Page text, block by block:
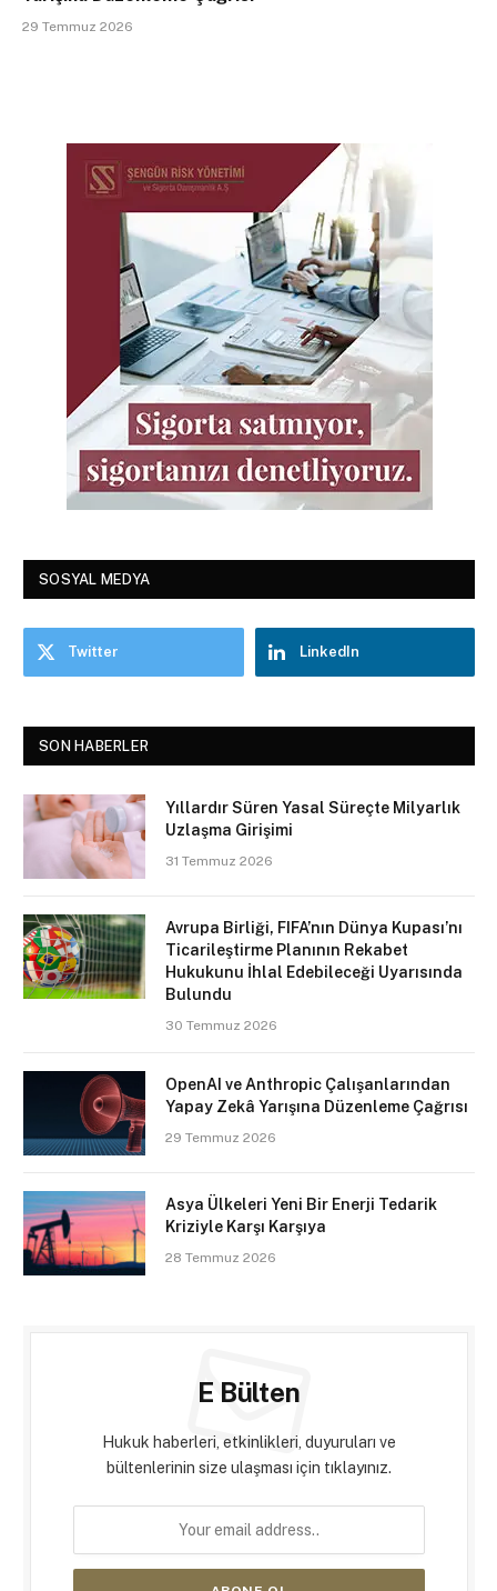
29 Temmuz 2026
SOSYAL MEDYA
Twitter LinkedIn
SON HABERLER
Yıllardır Süren Yasal Süreçte Milyarlık
Uzlaşma Girişimi
31 Temmuz 2026
Avrupa Birliği, FIFA’nın Dünya Kupası’nı
Ticarileştirme Planının Rekabet
Hukukunu İhlal Edebileceği Uyarısında
Bulundu
30 Temmuz 2026
OpenAI ve Anthropic Çalışanlarından
Yapay Zekâ Yarışına Düzenleme Çağrısı
29 Temmuz 2026
Asya Ülkeleri Yeni Bir Enerji Tedarik
Kriziyle Karşı Karşıya
28 Temmuz 2026
E Bülten
Hukuk haberleri, etkinlikleri, duyuruları ve
bültenlerinin size ulaşması için tıklayınız.